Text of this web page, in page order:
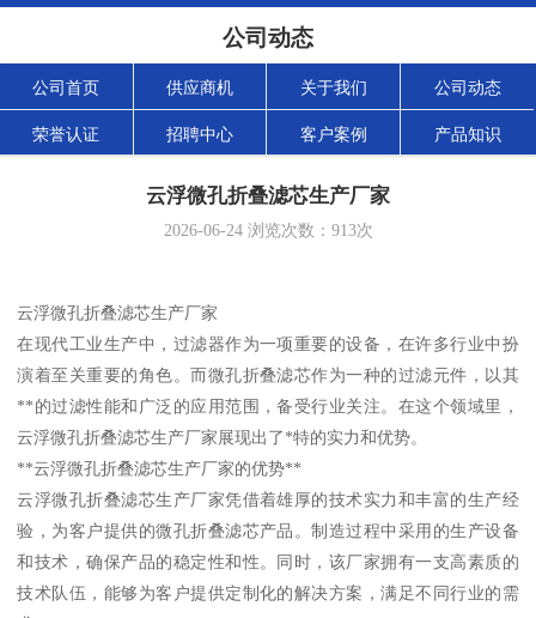
公司动态
公司首页 供应商机 关于我们 公司动态
荣誉认证 招聘中心 客户案例 产品知识
云浮微孔折叠滤芯生产厂家
2026-06-24浏览次数： 913次
云浮微孔折叠滤芯生产厂家
在现代工业生产中，过滤器作为一项重要的设备，在许多行业中扮
演着至关重要的角色。而微孔折叠滤芯作为一种的过滤元件，以其
**的过滤性能和广泛的应用范围，备受行业关注。在这个领域里，
云浮微孔折叠滤芯生产厂家展现出了*特的实力和优势。
**云浮微孔折叠滤芯生产厂家的优势**
云浮微孔折叠滤芯生产厂家凭借着雄厚的技术实力和丰富的生产经
验，为客户提供的微孔折叠滤芯产品。制造过程中采用的生产设备
和技术，确保产品的稳定性和性。同时，该厂家拥有一支高素质的
技术队伍，能够为客户提供定制化的解决方案，满足不同行业的需